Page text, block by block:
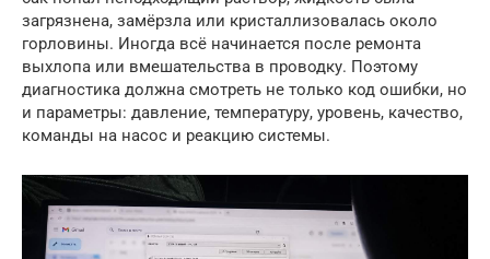
загрязнена, замёрзла или кристаллизовалась около
горловины. Иногда всё начинается после ремонта
выхлопа или вмешательства в проводку. Поэтому
диагностика должна смотреть не только код ошибки, но
и параметры: давление, температуру, уровень, качество,
команды на насос и реакцию системы.